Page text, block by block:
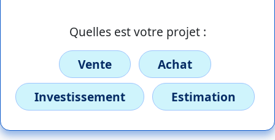
Quelles est votre projet :
Vente
Achat
Investissement
Estimation